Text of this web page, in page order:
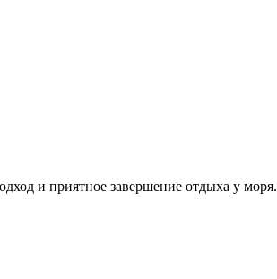
и приятное завершение отдыха у моря.